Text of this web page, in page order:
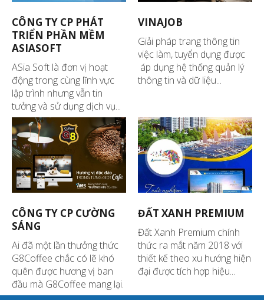
CÔNG TY CP PHÁT
TRIỂN PHẦN MỀM
ASIASOFT
ASia Soft là đơn vị hoạt
động trong cùng lĩnh vực
lập trình nhưng vẫn tin
tưởng và sử dụng dịch vụ...
VINAJOB
Giải pháp trang thông tin
việc làm, tuyển dụng được
áp dụng hệ thống quản lý
thông tin và dữ liệu...
CÔNG TY CP CƯỜNG
SÁNG
Ai đã một lần thưởng thức
G8Coffee chắc có lẽ khó
quên được hương vị ban
đầu mà G8Coffee mang lại.
ĐẤT XANH PREMIUM
Đất Xanh Premium chính
thức ra mắt năm 2018 với
thiết kế theo xu hướng hiện
đại được tích hợp hiệu...